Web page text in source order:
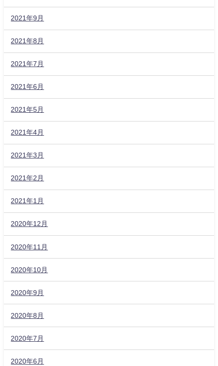
2021年9月
2021年8月
2021年7月
2021年6月
2021年5月
2021年4月
2021年3月
2021年2月
2021年1月
2020年12月
2020年11月
2020年10月
2020年9月
2020年8月
2020年7月
2020年6月